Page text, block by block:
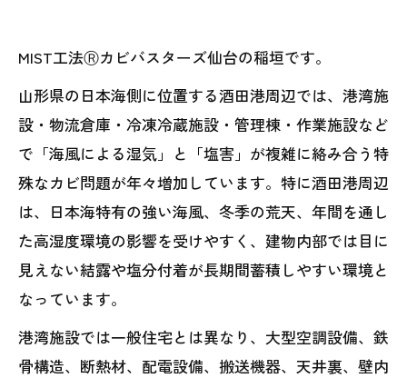
MIST工法Ⓡカビバスターズ仙台の稲垣です。
山形県の日本海側に位置する酒田港周辺では、港湾施
設・物流倉庫・冷凍冷蔵施設・管理棟・作業施設など
で「海風による湿気」と「塩害」が複雑に絡み合う特
殊なカビ問題が年々増加しています。特に酒田港周辺
は、日本海特有の強い海風、冬季の荒天、年間を通し
た高湿度環境の影響を受けやすく、建物内部では目に
見えない結露や塩分付着が長期間蓄積しやすい環境と
なっています。
港湾施設では一般住宅とは異なり、大型空調設備、鉄
骨構造、断熱材、配電設備、搬送機器、天井裏、壁内